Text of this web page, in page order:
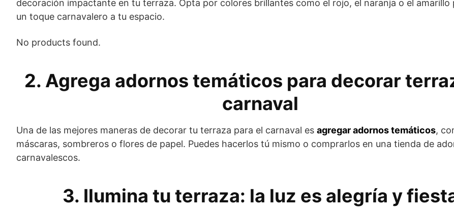
decoración impactante en tu terraza. Opta por colores brillantes como el rojo, el naranja o el amarillo
un toque carnavalero a tu espacio.
No products found.
2. Agrega adornos temáticos para decorar
carnaval
Una de las mejores maneras de decorar tu terraza para el carnaval es agregar adornos temáticos,
máscaras, sombreros o flores de papel. Puedes hacerlos tú mismo o comprarlos en una tienda de
carnavalescos.
3. Ilumina tu terraza: la luz es alegría y